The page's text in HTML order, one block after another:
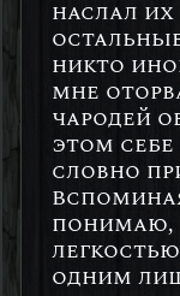
наслал
никто
мне
чародей
этом себе
словно
понимаю,
одним